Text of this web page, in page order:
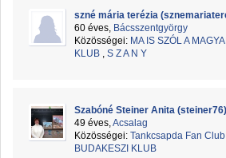
szné mária terézia
60 éves, Bácsszentgyörgy
Közösségei: MA IS SZÓL A
KLUB , S Z A N Y
Szabóné Steiner Anita (steiner76)
49 éves,Acsalag
Közösségei: Tankcsapda Fan Club
BUDAKESZI KLUB